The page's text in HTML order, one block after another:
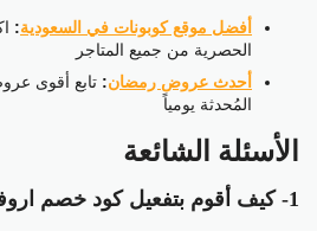
أفضل موقع كوبونات في السعودية:
الحصرية من جميع المتاجر
أحدث عروض رمضان: تابع أقوى
المُحدثة يومياً
الأسئلة الشائعة
1- كيف أقوم بتفعيل كود خصم اروفانا؟